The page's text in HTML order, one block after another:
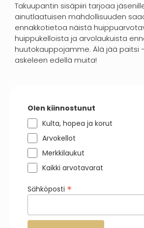
Takuupantin sisäpiiri tarjoaa
ainutlaatuisen mahdollisuuden
ennakkotietoa näistä
huippukelloista ja arvolaukuista
huutokauppojamme. Älä jää paitsi
askeleen edellä muita!
Olen kiinnostunut
Kulta, hopea ja korut
Arvokellot
Merkkilaukut
Kaikki arvotavarat
Sähköposti *